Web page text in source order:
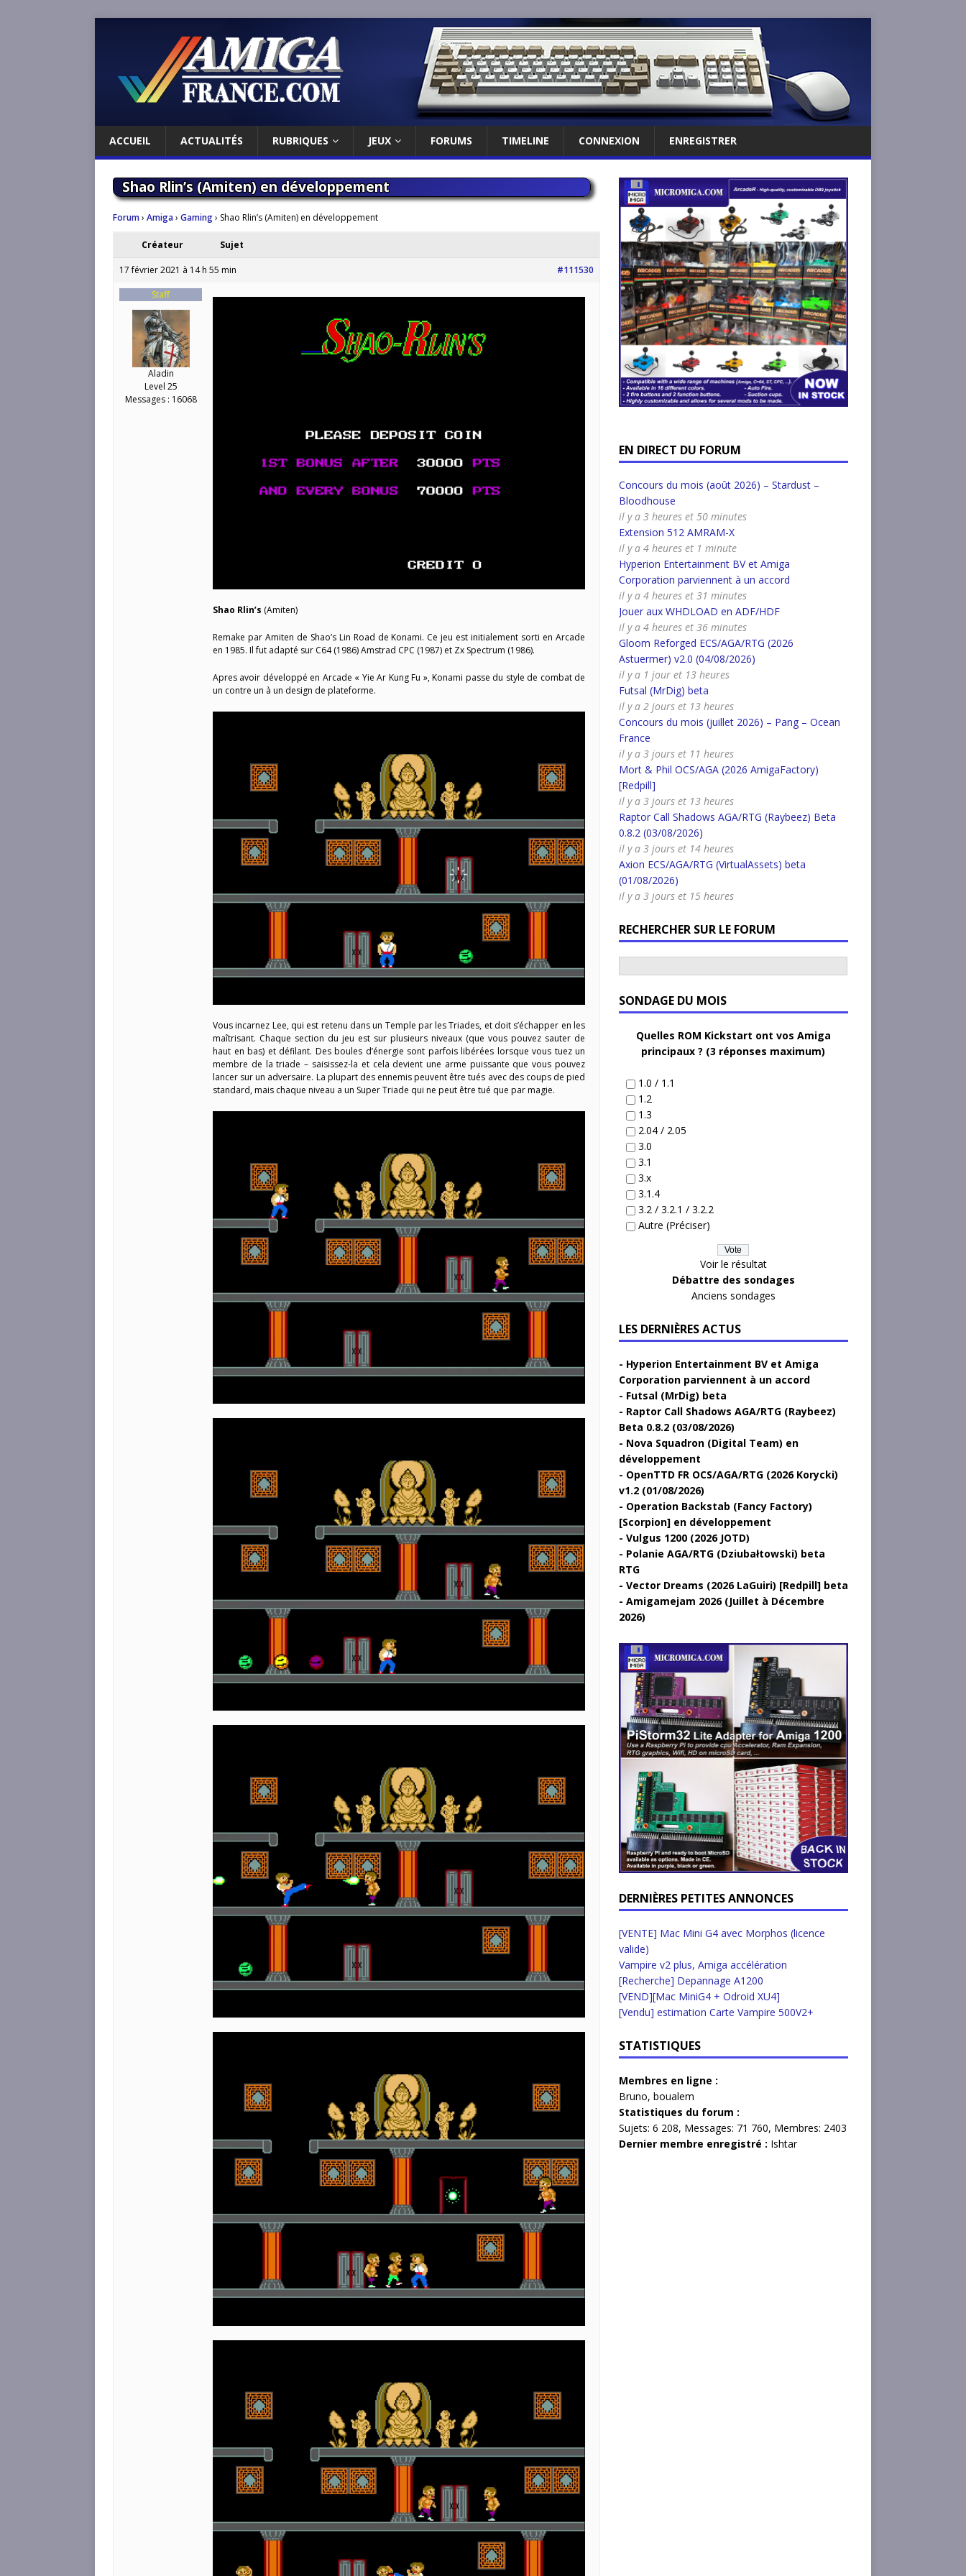
ACCUEIL ACTUALITÉS RUBRIQUES JEUX FORUMS TIMELINE CONNEXION ENREGISTRER
Shao Rlin’s (Amiten) en développement
Forum› Amiga› Gaming› Shao Rlin’s (Amiten) en développement
Créateur Sujet
17 février 2021 à 14 h 55 min
#111530
Staff
Aladin
Level 25
Messages : 16068
Shao Rlin’s (Amiten)
Remake par Amiten de Shao’s Lin Road de Konami. Ce jeu est initialement sorti en Arcade
en 1985. Il fut adapté sur C64 (1986) Amstrad CPC (1987) et Zx Spectrum (1986).
Apres avoir développé en Arcade « Yie Ar Kung Fu », Konami passe du style de combat de
un contre un à un design de plateforme.
Vous incarnez Lee, qui est retenu dans un Temple par les Triades, et doit s’échapper en les
maîtrisant. Chaque section du jeu est sur plusieurs niveaux (que vous pouvez sauter de
haut en bas) et défilant. Des boules d’énergie sont parfois libérées lorsque vous tuez un
membre de la triade – saisissez-la et cela devient une arme puissante que vous pouvez
lancer sur un adversaire. La plupart des ennemis peuvent être tués avec des coups de pied
standard, mais chaque niveau a un Super Triade qui ne peut être tué que par magie.
EN DIRECT DU FORUM
Concours du mois (août 2026) – Stardust –
Bloodhouse
il y a 3 heures et 50 minutes
Extension 512 AMRAM-X
il y a 4 heures et 1 minute
Hyperion Entertainment BV et Amiga
Corporation parviennent à un accord
il y a 4 heures et 31 minutes
Jouer aux WHDLOAD en ADF/HDF
il y a 4 heures et 36 minutes
Gloom Reforged ECS/AGA/RTG (2026
Astuermer) v2.0 (04/08/2026)
il y a 1 jour et 13 heures
Futsal (MrDig) beta
il y a 2 jours et 13 heures
Concours du mois (juillet 2026) – Pang – Ocean
France
il y a 3 jours et 11 heures
Mort & Phil OCS/AGA (2026 AmigaFactory)
[Redpill]
il y a 3 jours et 13 heures
Raptor Call Shadows AGA/RTG (Raybeez) Beta
0.8.2 (03/08/2026)
il y a 3 jours et 14 heures
Axion ECS/AGA/RTG (VirtualAssets) beta
(01/08/2026)
il y a 3 jours et 15 heures
RECHERCHER SUR LE FORUM
SONDAGE DU MOIS
Quelles ROM Kickstart ont vos Amiga
principaux ? (3 réponses maximum)
1.0 / 1.1
1.2
1.3
2.04 / 2.05
3.0
3.1
3.x
3.1.4
3.2 / 3.2.1 / 3.2.2
Autre (Préciser)
Voir le résultat
Débattre des sondages
Anciens sondages
LES DERNIÈRES ACTUS
Hyperion Entertainment BV et Amiga
Corporation parviennent à un accord
Futsal (MrDig) beta
Raptor Call Shadows AGA/RTG (Raybeez)
Beta 0.8.2 (03/08/2026)
Nova Squadron (Digital Team) en
développement
OpenTTD FR OCS/AGA/RTG (2026 Korycki)
v1.2 (01/08/2026)
Operation Backstab (Fancy Factory)
[Scorpion] en développement
Vulgus 1200 (2026 JOTD)
Polanie AGA/RTG (Dziubałtowski) beta
RTG
Vector Dreams (2026 LaGuiri) [Redpill] beta
Amigamejam 2026 (Juillet à Décembre
2026)
DERNIÈRES PETITES ANNONCES
[VENTE] Mac Mini G4 avec Morphos (licence
valide)
Vampire v2 plus, Amiga accélération
[Recherche] Depannage A1200
[VEND][Mac MiniG4 + Odroid XU4]
[Vendu] estimation Carte Vampire 500V2+
STATISTIQUES
Membres en ligne :
Bruno, boualem
Statistiques du forum :
Sujets: 6 208, Messages: 71 760, Membres: 2403
Dernier membre enregistré : Ishtar